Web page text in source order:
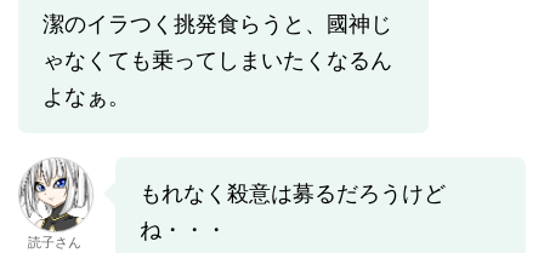
潔のイラつく挑発食らうと、國神じ
ゃなくても乗ってしまいたくなるん
よなぁ。
読子さん
もれなく殺意は募るだろうけど
ね・・・